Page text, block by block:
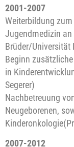
2001-2007
Weiterbildung
Jugendmedizin
Brüder/Universität
Beginn
in
Segerer)
Nachbetreuung
Neugeborenen,
2007-2012